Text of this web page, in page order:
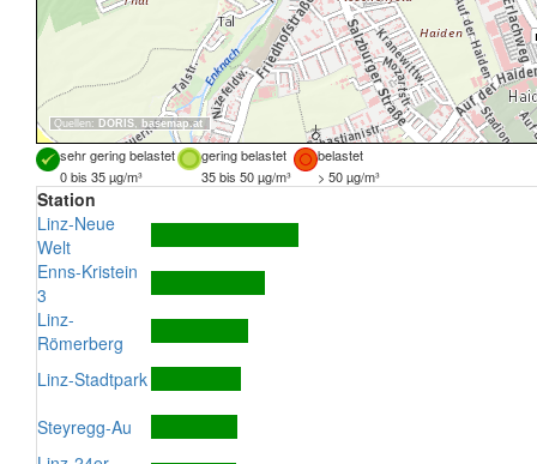
Quellen: DORIS, basemap.at
sehr gering belastet gering belastet
belastet
0 bis 35 µg/m³
35 bis 50 µg/m³ > 50 µg/m³
Station
Linz-Neue
Welt
Enns-Kristein
3
Linz-
Römerberg
Linz-Stadtpark
Steyregg-Au